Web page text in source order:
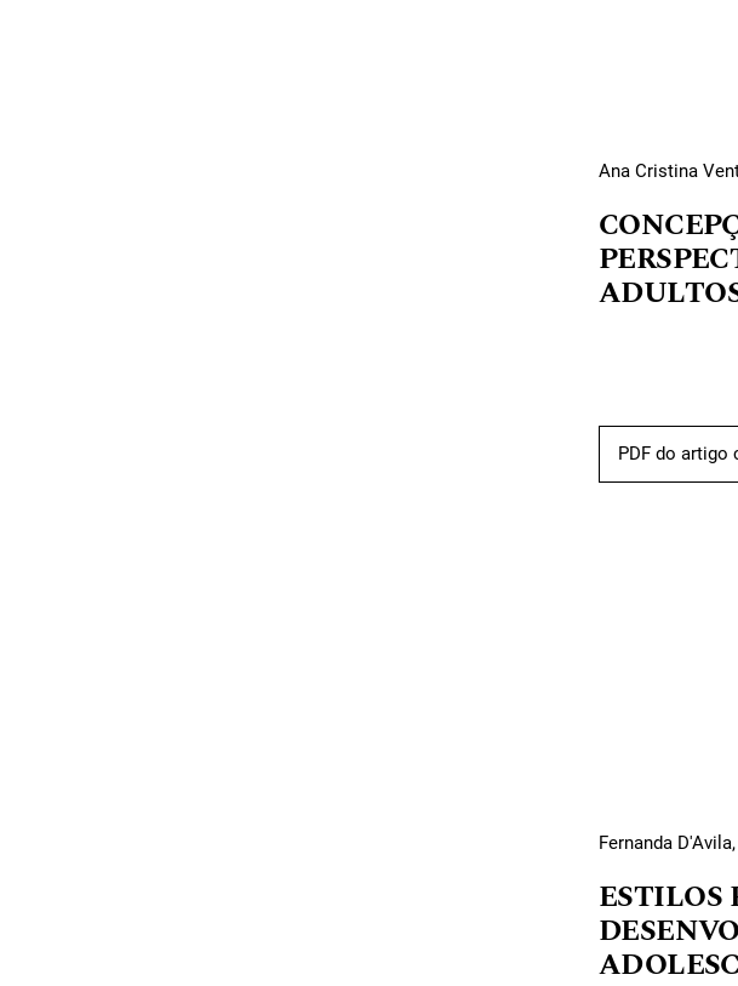
Ana Cristina
PDF do artigo
Fernanda
ESTILOS